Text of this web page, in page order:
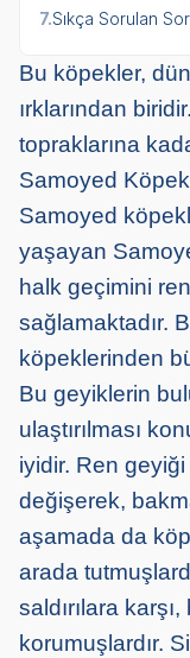
7.Sıkça Sorulan
Bu köpekler,
ırklarından
topraklarına
Samoyed
Samoyed
yaşayan
halk geçimini
sağlamaktadır.
köpeklerinden
Bu geyiklerin
ulaştırılması
iyidir. Ren
değişerek,
aşamada da
arada
saldırılara
korumuşlardır.